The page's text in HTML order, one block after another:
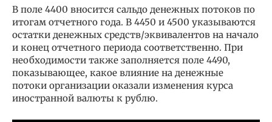
В поле 4400 вносится сальдо денежных потоков по
итогам отчетного года. В 4450 и 4500 указываются
остатки денежных средств/эквивалентов на начало
и конец отчетного периода соответственно. При
необходимости также заполняется поле 4490,
показывающее, какое влияние на денежные
потоки организации оказали изменения курса
иностранной валюты к рублю.